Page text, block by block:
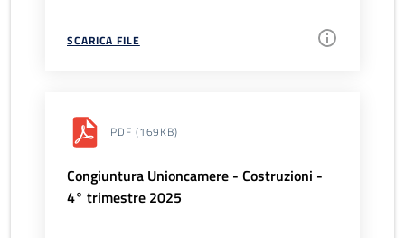
SCARICA FILE
PDF (169KB)
Congiuntura Unioncamere - Costruzioni -
4° trimestre 2025